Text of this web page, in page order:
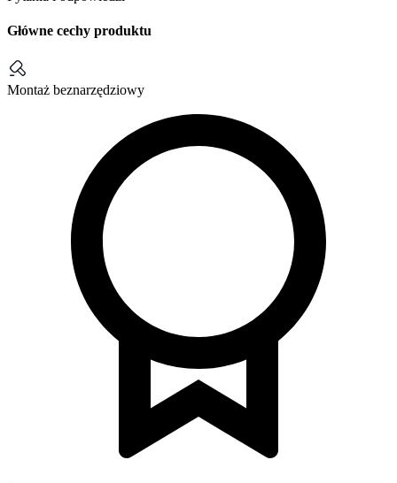
Główne cechy produktu
Montaż beznarzędziowy